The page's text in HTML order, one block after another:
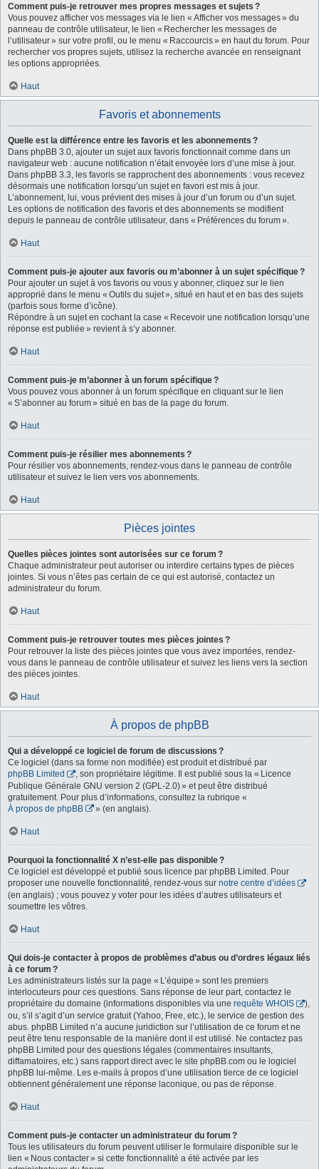
Comment puis-je retrouver mes propres messages et sujets ?
Vous pouvez afficher vos messages via le lien « Afficher vos messages » du
panneau de contrôle utilisateur, le lien « Rechercher les messages de
l’utilisateur » sur votre profil, ou le menu « Raccourcis » en haut du forum. Pour
rechercher vos propres sujets, utilisez la recherche avancée en renseignant
les options appropriées.
Haut
Favoris et abonnements
Quelle est la différence entre les favoris et les abonnements ?
Dans phpBB 3.0, ajouter un sujet aux favoris fonctionnait comme dans un
navigateur web : aucune notification n’était envoyée lors d’une mise à jour.
Dans phpBB 3.3, les favoris se rapprochent des abonnements : vous recevez
désormais une notification lorsqu’un sujet en favori est mis à jour.
L’abonnement, lui, vous prévient des mises à jour d’un forum ou d’un sujet.
Les options de notification des favoris et des abonnements se modifient
depuis le panneau de contrôle utilisateur, dans « Préférences du forum ».
Haut
Comment puis-je ajouter aux favoris ou m’abonner à un sujet spécifique ?
Pour ajouter un sujet à vos favoris ou vous y abonner, cliquez sur le lien
approprié dans le menu « Outils du sujet », situé en haut et en bas des sujets
(parfois sous forme d’icône).
Répondre à un sujet en cochant la case « Recevoir une notification lorsqu’une
réponse est publiée » revient à s’y abonner.
Haut
Comment puis-je m’abonner à un forum spécifique ?
Vous pouvez vous abonner à un forum spécifique en cliquant sur le lien
« S’abonner au forum » situé en bas de la page du forum.
Haut
Comment puis-je résilier mes abonnements ?
Pour résilier vos abonnements, rendez-vous dans le panneau de contrôle
utilisateur et suivez le lien vers vos abonnements.
Haut
Pièces jointes
Quelles pièces jointes sont autorisées sur ce forum ?
Chaque administrateur peut autoriser ou interdire certains types de pièces
jointes. Si vous n’êtes pas certain de ce qui est autorisé, contactez un
administrateur du forum.
Haut
Comment puis-je retrouver toutes mes pièces jointes ?
Pour retrouver la liste des pièces jointes que vous avez importées, rendez-
vous dans le panneau de contrôle utilisateur et suivez les liens vers la section
des pièces jointes.
Haut
À propos de phpBB
Qui a développé ce logiciel de forum de discussions ?
Ce logiciel (dans sa forme non modifiée) est produit et distribué par
phpBB Limited
, son propriétaire légitime. Il est publié sous la « Licence
Publique Générale GNU version 2 (GPL-2.0) » et peut être distribué
gratuitement. Pour plus d’informations, consultez la rubrique «
À propos de phpBB
» (en anglais).
Haut
Pourquoi la fonctionnalité X n’est-elle pas disponible ?
Ce logiciel est développé et publié sous licence par phpBB Limited. Pour
proposer une nouvelle fonctionnalité, rendez-vous sur notre centre d’idées
(en anglais) ; vous pouvez y voter pour les idées d’autres utilisateurs et
soumettre les vôtres.
Haut
Qui dois-je contacter à propos de problèmes d’abus ou d’ordres légaux liés
à ce forum ?
Les administrateurs listés sur la page « L’équipe » sont les premiers
interlocuteurs pour ces questions. Sans réponse de leur part, contactez le
propriétaire du domaine (informations disponibles via une requête WHOIS
),
ou, s’il s’agit d’un service gratuit (Yahoo, Free, etc.), le service de gestion des
abus. phpBB Limited n’a aucune juridiction sur l’utilisation de ce forum et ne
peut être tenu responsable de la manière dont il est utilisé. Ne contactez pas
phpBB Limited pour des questions légales (commentaires insultants,
diffamatoires, etc.) sans rapport direct avec le site phpBB.com ou le logiciel
phpBB lui-même. Les e-mails à propos d’une utilisation tierce de ce logiciel
obtiennent généralement une réponse laconique, ou pas de réponse.
Haut
Comment puis-je contacter un administrateur du forum ?
Tous les utilisateurs du forum peuvent utiliser le formulaire disponible sur le
lien « Nous contacter » si cette fonctionnalité a été activée par les